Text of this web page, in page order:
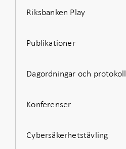
Riksbanken Play
Publikationer
Dagordningar och protokoll
Konferenser
Cybersäkerhetstävling